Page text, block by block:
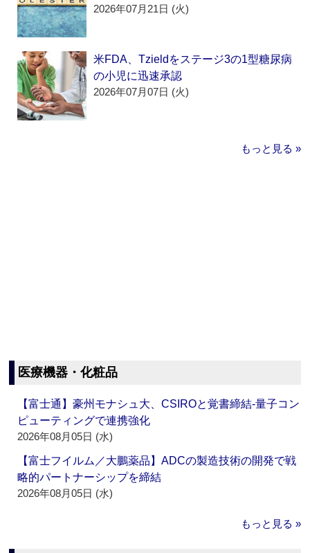
2026年07月21日 (火)
米FDA、Tzieldをステージ3の1型糖尿病
の小児に迅速承認
2026年07月07日 (火)
もっと見る »
医療機器・化粧品
【富士通】豪州モナシュ大、CSIROと覚書締結‐量子コン
ピューティングで連携強化
2026年08月05日 (水)
【富士フイルム／大鵬薬品】ADCの製造技術の開発で戦
略的パートナーシップを締結
2026年08月05日 (水)
もっと見る »